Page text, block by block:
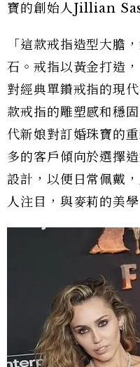
寶的創始人Jillian
「這款戒指造型大膽
石。戒指以黃金打造
對經典單鑽戒指的現
款戒指的雕塑感和穩
代新娘對訂婚珠寶的
多的客戶傾向於選擇
設計，以便日常佩戴
人注目，與麥莉的美學